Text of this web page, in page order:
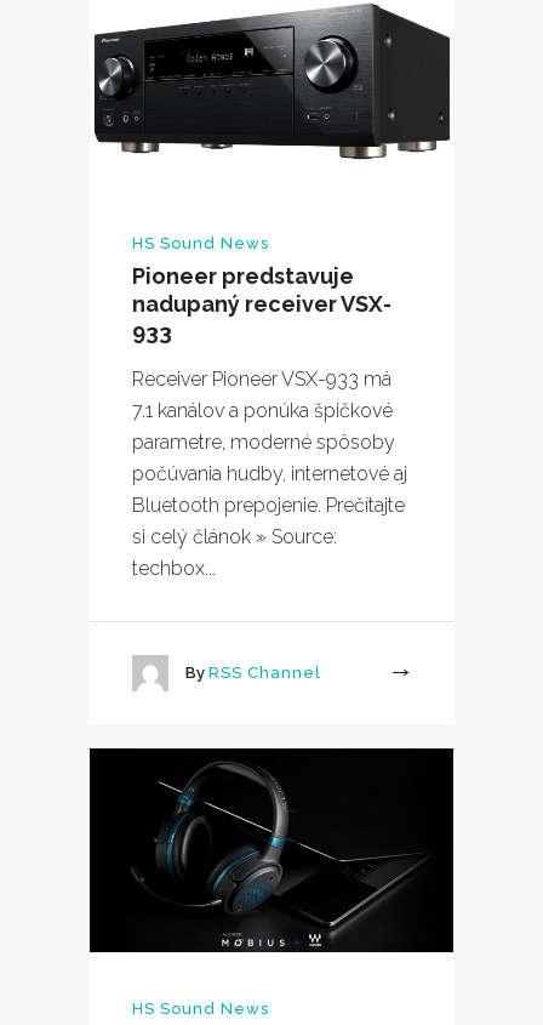
HS Sound News
Pioneer predstavuje
nadupaný receiver VSX-
933
Receiver Pioneer VSX-933 má
7.1 kanálov a ponúka špičkové
parametre, moderné spôsoby
počúvania hudby, internetové aj
Bluetooth prepojenie. Prečítajte
si celý článok » Source:
techbox...
By RSS Channel
More
HS Sound News